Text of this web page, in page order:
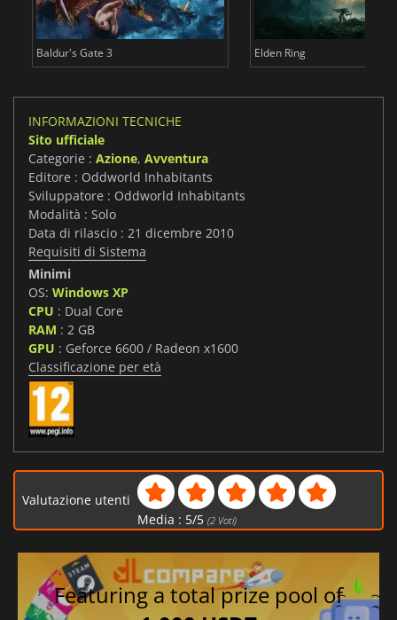
Baldur's Gate 3 Elden Ring
INFORMAZIONI TECNICHE
Sito ufficiale
Categorie : Azione, Avventura
Editore : Oddworld Inhabitants
Sviluppatore : Oddworld Inhabitants
Modalità : Solo
Data di rilascio : 21 dicembre 2010
Requisiti di Sistema
Minimi
OS: Windows XP
CPU : Dual Core
RAM : 2 GB
GPU : Geforce 6600 / Radeon x1600
Classificazione per età
Valutazione utenti
Media : 5/5 (2Voti)
Featuring a total prize pool of